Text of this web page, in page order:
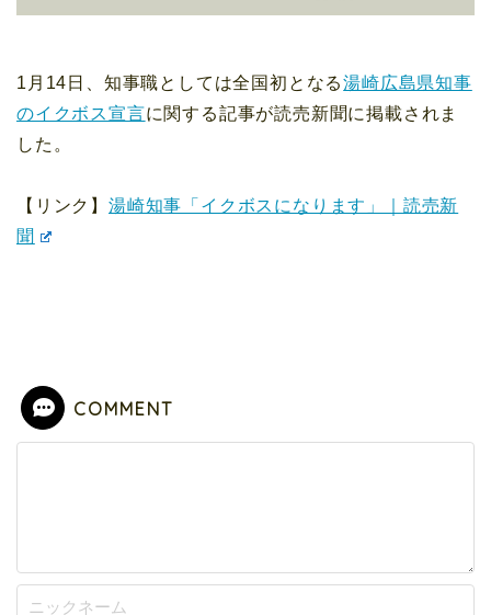
1月14日、知事職としては全国初となる湯崎広島県知事
のイクボス宣言に関する記事が読売新聞に掲載されま
した。
【リンク】 湯崎知事「イクボスになります」｜読売新
聞
COMMENT